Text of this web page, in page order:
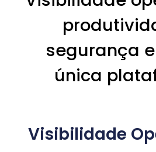
segurança
única
Visibilidade